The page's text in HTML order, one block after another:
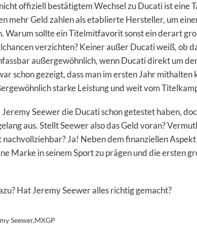
offiziell bestätigtem Wechsel zu Ducati ist eine
mehr Geld zahlen als etablierte Hersteller, um
Warum sollte ein Titelmitfavorit sonst ein derart
verzichten? Keiner außer Ducati weiß, ob
außergewöhnlich, wenn Ducati direkt um
schon gezeigt, dass man im ersten Jahr mithalten
starke Leistung und weit vom
Seewer die Ducati schon getestet haben,
aus. Stellt Seewer also das Geld voran?
nachvollziehbar? Ja! Neben dem finanziellen
Marke in seinem Sport zu prägen und die ersten
Hat Jeremy Seewer alles richtig gemacht?
Seewer,MXGP